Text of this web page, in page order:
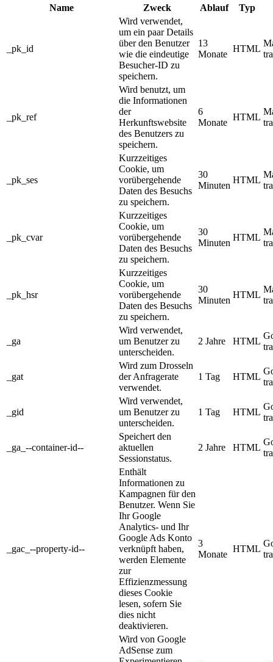
Name Zweck Ablauf Typ
_pk_id
Wird verwendet,
um ein paar Details
über den Benutzer
wie die eindeutige
Besucher-ID zu
speichern.
13
Monate
HTML
_pk_ref
Wird benutzt, um
die Informationen
der
Herkunftswebsite
des Benutzers zu
speichern.
6
Monate
HTML
_pk_ses
Kurzzeitiges
Cookie, um
vorübergehende
Daten des Besuchs
zu speichern.
30
Minuten
HTML
_pk_cvar
Kurzzeitiges
Cookie, um
vorübergehende
Daten des Besuchs
zu speichern.
30
Minuten
HTML
_pk_hsr
Kurzzeitiges
Cookie, um
vorübergehende
Daten des Besuchs
zu speichern.
30
Minuten
HTML
_ga
Wird verwendet,
um Benutzer zu
unterscheiden.
2 Jahre HTML
_gat
Wird zum Drosseln
der Anfragerate
verwendet.
1 Tag HTML
_gid
Wird verwendet,
um Benutzer zu
unterscheiden.
1 Tag HTML
_ga_--container-id--
Speichert den
aktuellen
Sessionstatus.
2 Jahre HTML
_gac_--property-id--
Enthält
Informationen zu
Kampagnen für den
Benutzer. Wenn Sie
Ihr Google
Analytics- und Ihr
Google Ads Konto
verknüpft haben,
werden Elemente
zur
Effizienzmessung
dieses Cookie
lesen, sofern Sie
dies nicht
deaktivieren.
3
Monate
HTML
Wird von Google
AdSense zum